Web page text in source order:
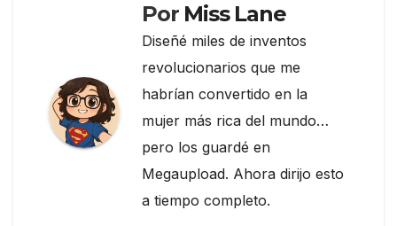
Por Miss Lane
Diseñé miles de inventos
revolucionarios que me
habrían convertido en la
mujer más rica del mundo…
pero los guardé en
Megaupload. Ahora dirijo esto
a tiempo completo.